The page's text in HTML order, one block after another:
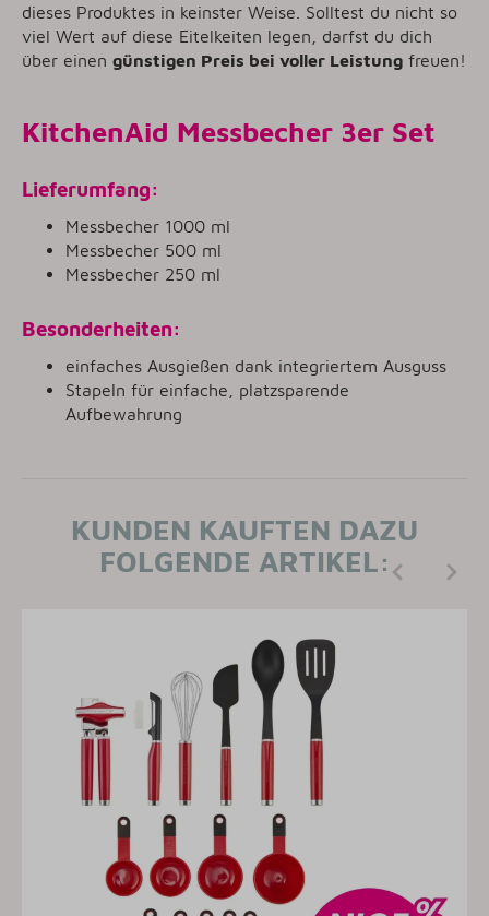
dieses Produktes in keinster Weise. Solltest du nicht so
viel Wert auf diese Eitelkeiten legen, darfst du dich
über einen günstigen Preis bei voller Leistung freuen!
KitchenAid Messbecher 3er Set
Lieferumfang:
Messbecher 1000 ml
Messbecher 500 ml
Messbecher 250 ml
Besonderheiten:
einfaches Ausgießen dank integriertem Ausguss
Stapeln für einfache, platzsparende
Aufbewahrung
KUNDEN KAUFTEN DAZU
FOLGENDE ARTIKEL: